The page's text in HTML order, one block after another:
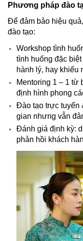
Phương pháp đào
Để đảm bảo hiệu
đào tạo:
Workshop tình
tình huống đặc
hành lý, hay khiếu
Mentoring 1 – 1 từ
định hình phong
Đào tạo trực tuyến
gian nhưng vẫn
Đánh giá định kỳ:
phản hồi khách